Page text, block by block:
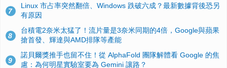
7
Linux 市占率突然翻倍、Windows 跌破六成？最新數據背後恐另
有原因
8
台積電2奈米太猛了！流片量是3奈米同期的4倍，Google與蘋果
搶首發、輝達與AMD排隊等產能
9
諾貝爾獎推手也留不住！從 AlphaFold 團隊解體看 Google 的焦
慮：為何明星實驗室要為 Gemini 讓路？